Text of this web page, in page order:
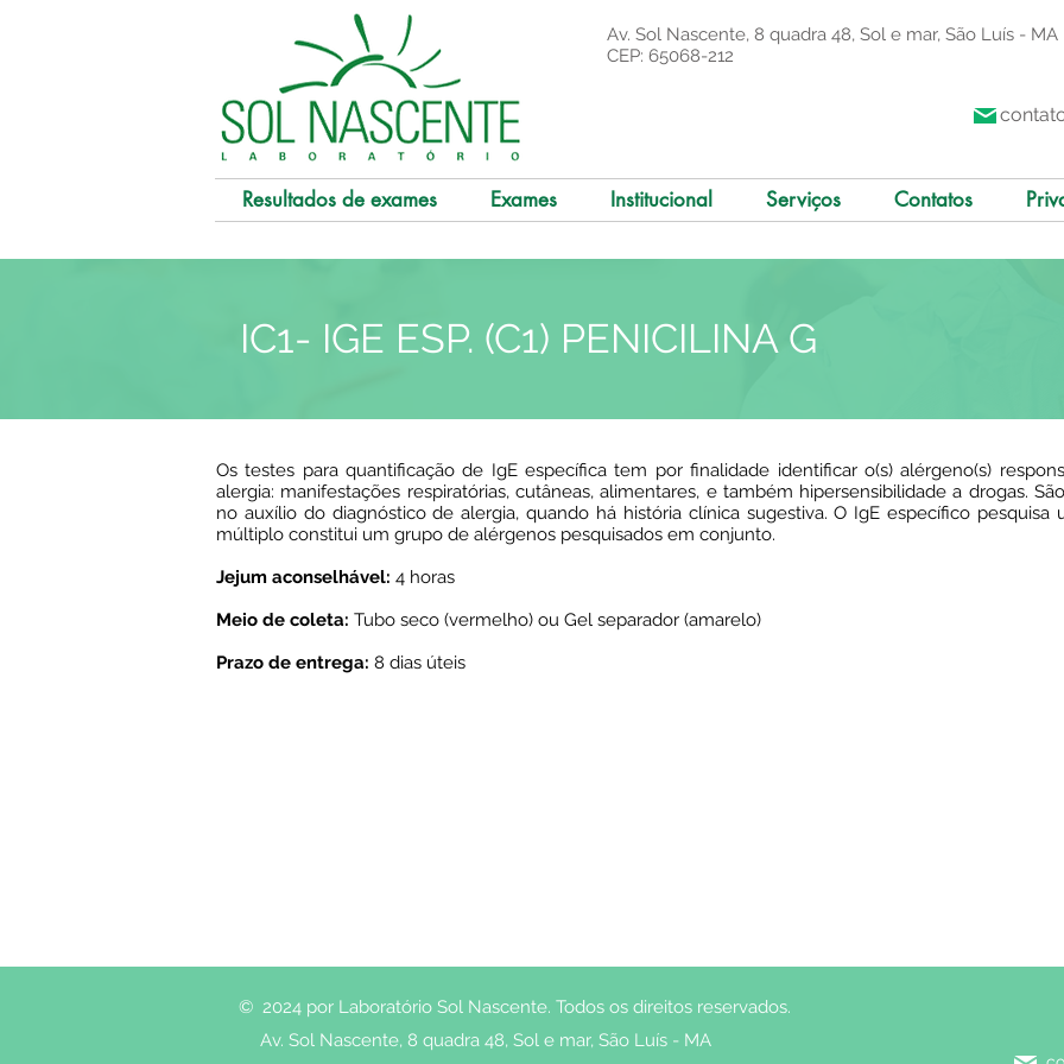
Av. Sol Nascente, 8 quadra 48, Sol e mar, São Luís - MA
CEP: 65068-212
Resultados de exames Exames Institucional Serviços Contatos
IC1- IGE ESP. (C1) PENICILINA G
Os testes para quantificação de IgE específica tem por finalidade identificar o(s) alérgeno(s)
alergia: manifestações respiratórias, cutâneas, alimentares, e também hipersensibilidade a drogas.
no auxílio do diagnóstico de alergia, quando há história clínica sugestiva. O IgE específico
múltiplo constitui um grupo de alérgenos pesquisados em conjunto.
Jejum aconselhável: 4 horas
Meio de coleta: Tubo seco (vermelho) ou Gel separador (amarelo)
Prazo de entrega: 8 dias úteis
© 2024 por Laboratório Sol Nascente. Todos os direitos reservados.
Av. Sol Nascente, 8 quadra 48, Sol e mar, São Luís - MA